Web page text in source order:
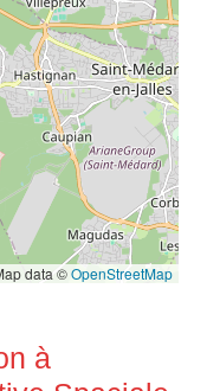
data ©OpenStreetMap
à